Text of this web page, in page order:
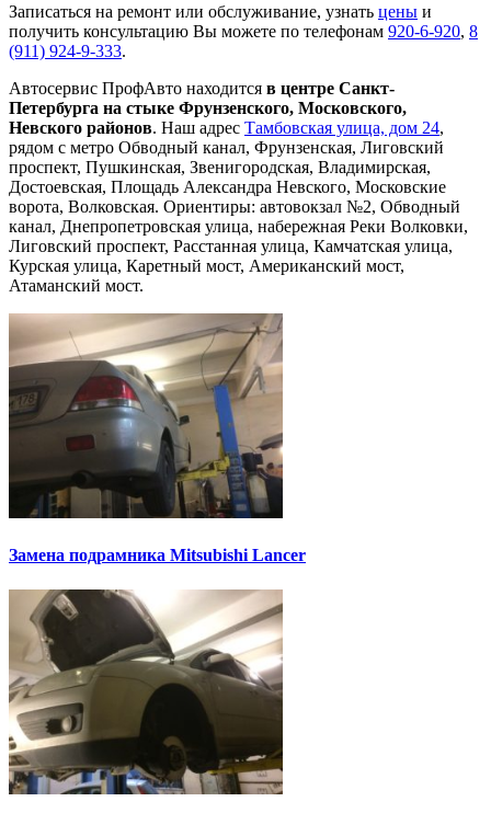
Записаться на ремонт или обслуживание, узнать цены и
получить консультацию Вы можете по телефонам 920-6-920, 8
(911) 924-9-333.
Автосервис ПрофАвто находится в центре Санкт-
Петербурга на стыке Фрунзенского, Московского,
Невского районов. Наш адрес Тамбовская улица, дом 24,
рядом с метро Обводный канал, Фрунзенская, Лиговский
проспект, Пушкинская, Звенигородская, Владимирская,
Достоевская, Площадь Александра Невского, Московские
ворота, Волковская. Ориентиры: автовокзал №2, Обводный
канал, Днепропетровская улица, набережная Реки Волковки,
Лиговский проспект, Расстанная улица, Камчатская улица,
Курская улица, Каретный мост, Американский мост,
Атаманский мост.
Замена подрамника Mitsubishi Lancer